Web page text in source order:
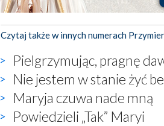
Czytaj także w innych numerach
Pielgrzymując, pragnę
Nie jestem w stanie żyć
Maryja czuwa nade mną
Powiedzieli „Tak” Maryi